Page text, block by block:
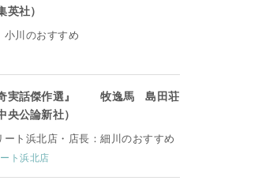
社）
小川のおすすめ
奇実話傑作選』 牧逸馬 島田荘
公論新社）
ート浜北店・店長：細川のおすすめ
ト浜北店